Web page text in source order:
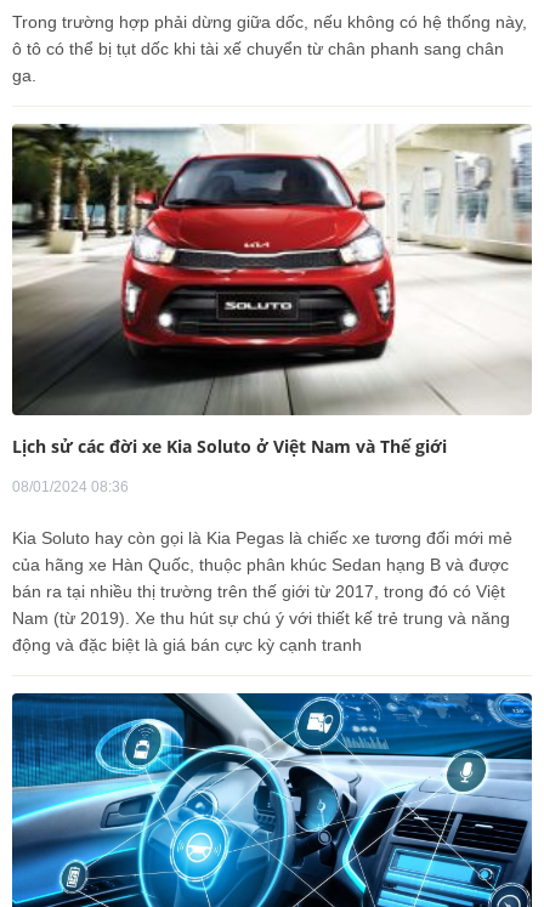
Trong trường hợp phải dừng giữa dốc, nếu không có hệ thống này,
ô tô có thể bị tụt dốc khi tài xế chuyển từ chân phanh sang chân
ga.
Lịch sử các đời xe Kia Soluto ở Việt Nam và Thế giới
08/01/2024 08:36
Kia Soluto hay còn gọi là Kia Pegas là chiếc xe tương đối mới mẻ
của hãng xe Hàn Quốc, thuộc phân khúc Sedan hạng B và được
bán ra tại nhiều thị trường trên thế giới từ 2017, trong đó có Việt
Nam (từ 2019). Xe thu hút sự chú ý với thiết kế trẻ trung và năng
động và đặc biệt là giá bán cực kỳ cạnh tranh